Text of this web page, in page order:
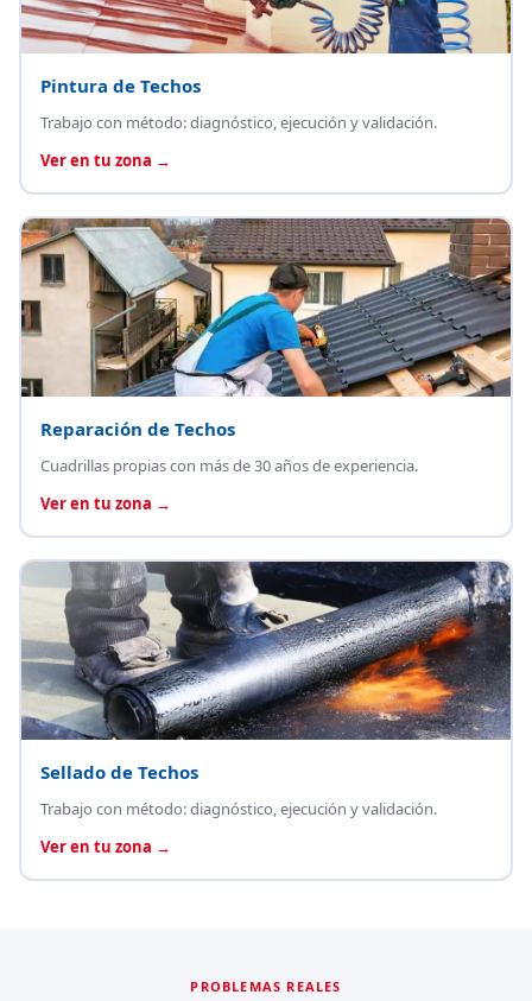
Pintura de Techos
Trabajo con método: diagnóstico, ejecución y validación.
Ver en tu zona →
Reparación de Techos
Cuadrillas propias con más de 30 años de experiencia.
Ver en tu zona →
Sellado de Techos
Trabajo con método: diagnóstico, ejecución y validación.
Ver en tu zona →
PROBLEMAS REALES